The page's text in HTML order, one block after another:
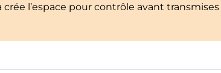
l’espace pour contrôle avant